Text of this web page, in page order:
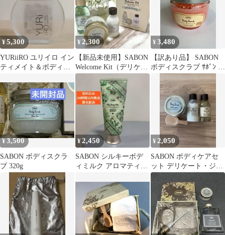
¥5,300
YURiiRO ユリイロ イン
ティメイト＆ボディオ
¥ 2,300
【新品未使用】SABON
Welcome Kit（デリケー
ト・ジャスミン)
¥3,480
【訳あり品】 SABON
ボディスクラブ ｻﾎﾞﾝ ﾎﾞ
ﾃﾞｨｽｸﾗﾌﾞL ﾗﾍﾞﾝﾀﾞｰｱｯﾌﾟ
ﾙ 600g 30111
¥3,500
SABON ボディスクラ
ブ 320g
¥2,450
SABON シルキーボデ
ィミルク アロマティッ
¥ 2,050
SABON ボディケアセ
ット デリケート・ジャ
スミン